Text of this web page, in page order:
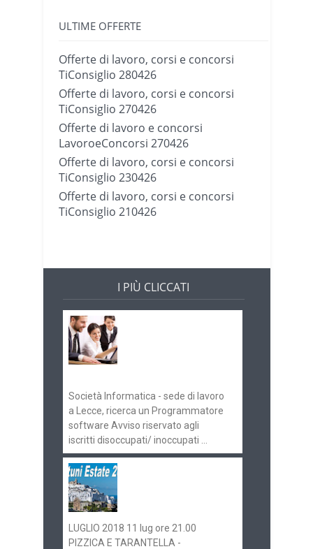
ULTIME OFFERTE
Offerte di lavoro, corsi e concorsi
TiConsiglio 280426
Offerte di lavoro, corsi e concorsi
TiConsiglio 270426
Offerte di lavoro e concorsi
LavoroeConcorsi 270426
Offerte di lavoro, corsi e concorsi
TiConsiglio 230426
Offerte di lavoro, corsi e concorsi
TiConsiglio 210426
I PIÙ CLICCATI
Società Informatica - sede di lavoro
a Lecce, ricerca un Programmatore
software Avviso riservato agli
iscritti disoccupati/ inoccupati ...
LUGLIO 2018 11 lug ore 21.00
PIZZICA E TARANTELLA -